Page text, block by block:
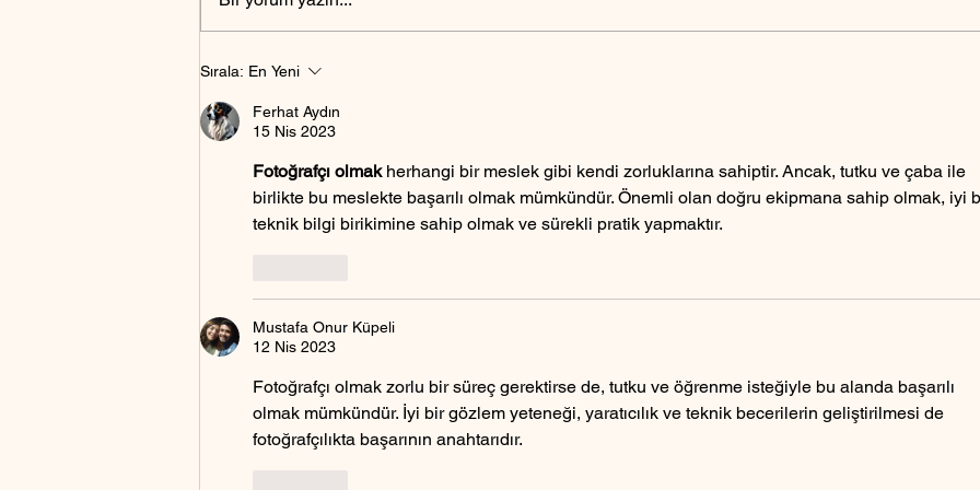
Askerlik için fotoğraf nasıl
Sırala: En Yeni
Ferhat Aydın
15 Nis 2023
Fotoğrafçı olmak herhangi bir meslek gibi kendi zorluklarına sahiptir. Ancak, tutku ve çaba ile
birlikte bu meslekte başarılı olmak mümkündür. Önemli olan doğru ekipmana sahip olmak, iyi
teknik bilgi birikimine sahip olmak ve sürekli pratik yapmaktır.
Mustafa Onur Küpeli
12 Nis 2023
Fotoğrafçı olmak zorlu bir süreç gerektirse de, tutku ve öğrenme isteğiyle bu alanda başarılı
olmak mümkündür. İyi bir gözlem yeteneği, yaratıcılık ve teknik becerilerin geliştirilmesi de
fotoğrafçılıkta başarının anahtarıdır.